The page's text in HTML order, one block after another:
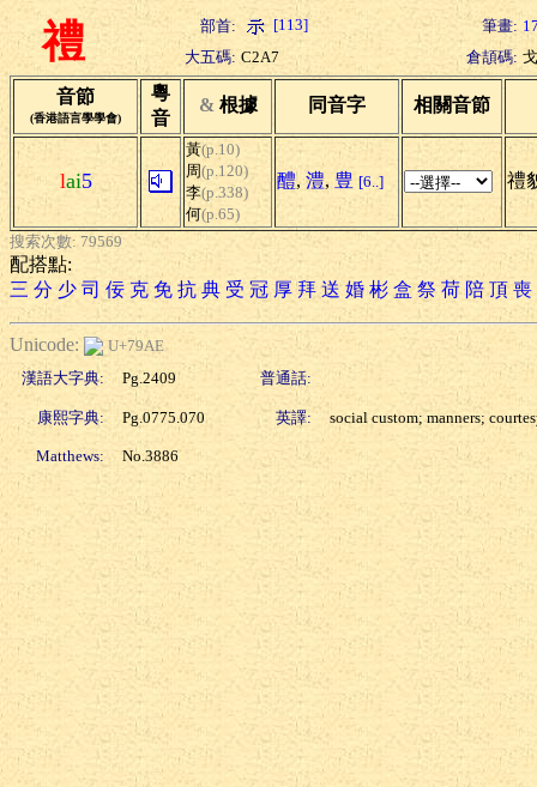
禮 部首: [113] 筆畫:
大五碼: C2A7 倉頡碼:
音節
(香港語言學學會)
粵
音
& 根據 同音字 相關音節
lai5
黃(p.10)
周(p.120)
李(p.338)
何(p.65)
醴, 澧, 豊 [6..] 禮
搜索次數: 79569
配搭點:
三 分 少 司 佞 克 免 抗 典 受 冠 厚 拜 送 婚 彬 盒 祭 荷 陪 頂 喪
Unicode:
U+79AE
漢語大字典:
Pg.2409 普通話:
康熙字典: Pg.0775.070 英譯: social custom; manners;
Matthews: No.3886